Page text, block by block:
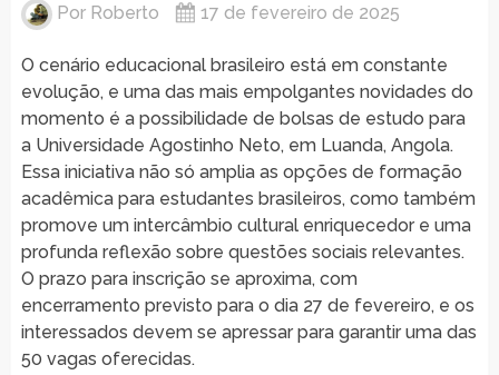
Por Roberto 17 de fevereiro de 2025
O cenário educacional brasileiro está em constante
evolução, e uma das mais empolgantes novidades do
momento é a possibilidade de bolsas de estudo para
a Universidade Agostinho Neto, em Luanda, Angola.
Essa iniciativa não só amplia as opções de formação
acadêmica para estudantes brasileiros, como também
promove um intercâmbio cultural enriquecedor e uma
profunda reflexão sobre questões sociais relevantes.
O prazo para inscrição se aproxima, com
encerramento previsto para o dia 27 de fevereiro, e os
interessados devem se apressar para garantir uma das
50 vagas oferecidas.